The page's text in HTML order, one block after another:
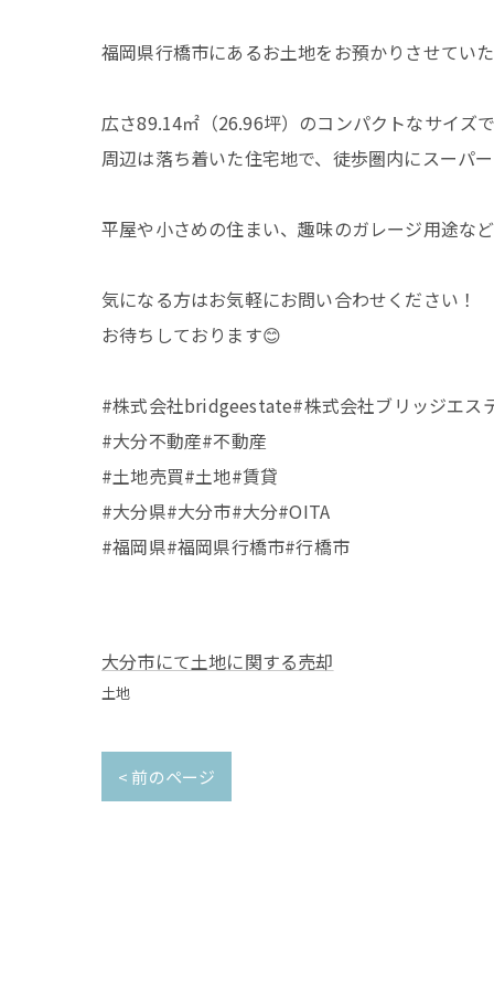
福岡県行橋市にあるお土地をお預かりさせてい
広さ89.14㎡（26.96坪）のコンパクトなサイズで
周辺は落ち着いた住宅地で、徒歩圏内にスーパ
平屋や小さめの住まい、趣味のガレージ用途な
気になる方はお気軽にお問い合わせください！
お待ちしております😊
#株式会社bridgeestate#株式会社ブリッジエス
#大分不動産#不動産
#土地売買#土地#賃貸
#大分県#大分市#大分#OITA
#福岡県#福岡県行橋市#行橋市
大分市にて土地に関する売却
土地
< 前のページ